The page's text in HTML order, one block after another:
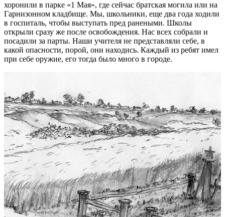
хоронили в парке «1 Мая», где сейчас братская могила или на
Гарнизонном кладбище. Мы, школьники, еще два года ходили
в госпиталь, чтобы выступать пред ранеными. Школы
открыли сразу же после освобождения. Нас всех собрали и
посадили за парты. Наши учителя не представляли себе, в
какой опасности, порой, они находись. Каждый из ребят имел
при себе оружие, его тогда было много в городе.